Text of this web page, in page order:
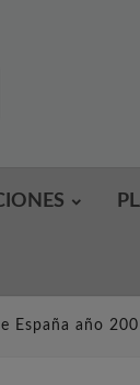
España año